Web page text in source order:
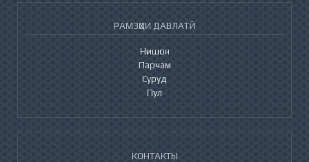
РАМЗҲОИ ДАВЛАТӢ
Нишон
Парчам
Суруд
Пул
КОНТАКТЫ